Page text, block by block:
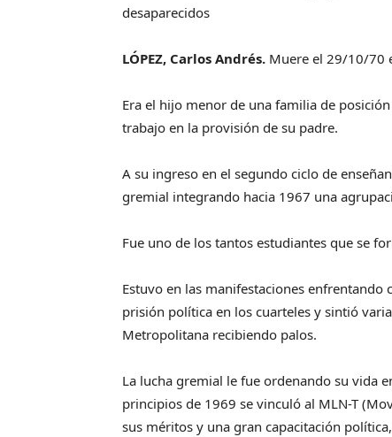
desaparecidos
LÓPEZ, Carlos Andrés. Muere el 29/10/70
Era el hijo menor de una familia de
trabajo en la provisión de su padre.
A su ingreso en el segundo ciclo de
gremial integrando hacia 1967 una
Fue uno de los tantos estudiantes que se
Estuvo en las manifestaciones enfrentando
prisión política en los cuarteles y sintió
Metropolitana recibiendo palos.
La lucha gremial le fue ordenando su vida
principios de 1969 se vinculó al MLN-T
sus méritos y una gran capacitación